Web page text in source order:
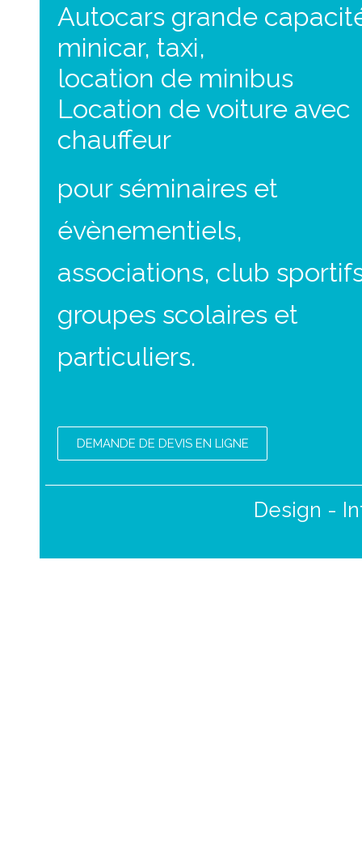
Autocars grande
minicar, taxi,
location de minibus
Location de voiture avec
chauffeur
pour séminaires et
évènementiels,
associations, club
groupes scolaires et
particuliers.
DEMANDE DE DEVIS EN LIGNE
Design -